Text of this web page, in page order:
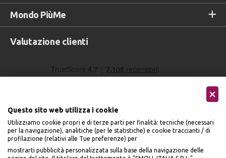
Mondo PiùMe
Valutazione clienti
Seguici sui social
Questo sito web utilizza i cookie
Utilizziamo cookie propri e di terze parti per finalità: tecniche (necessari
per la navigazione), analitiche (per le statistiche) e cookie traccianti / di
profilazione (relativi alle Tue preferenze) per
mostrarti pubblicità personalizzata sulla base della navigazione delle